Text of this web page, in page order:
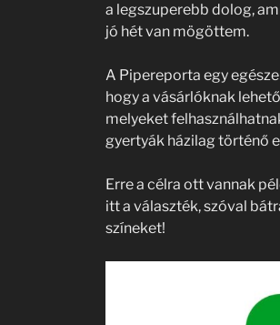
a legszuperebb dolog,
jó hét van mögöttem.
A Pipereporta egy
hogy a vásárlóknak
melyeket
gyertyák házilag történő
Erre a célra ott vannak
itt a választék, szóval
színeket!